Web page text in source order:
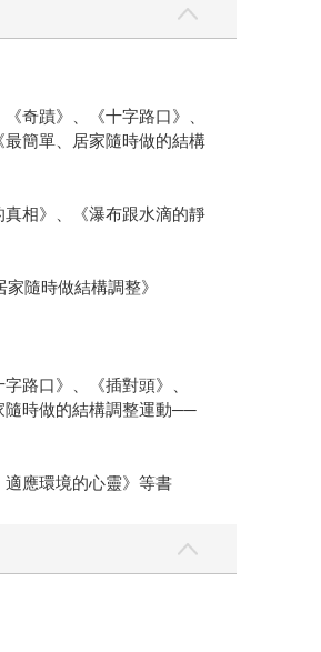
奇蹟》、《十字路口》、
簡單、居家隨時做的結構
相》、《瀑布跟水滴的靜
隨時做結構調整》
路口》、《插對頭》、
隨時做的結構調整運動──
應環境的心靈》等書